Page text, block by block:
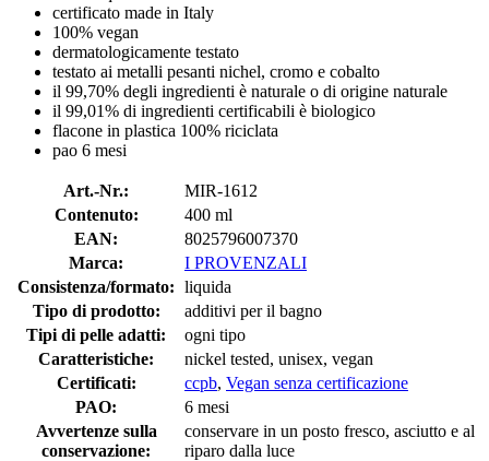
certificato made in Italy
100% vegan
dermatologicamente testato
testato ai metalli pesanti nichel, cromo e cobalto
il 99,70% degli ingredienti è naturale o di origine naturale
il 99,01% di ingredienti certificabili è biologico
flacone in plastica 100% riciclata
pao 6 mesi
Art.-Nr.:
MIR-1612
Contenuto:
400 ml
EAN:
8025796007370
Marca:
I PROVENZALI
Consistenza/formato: liquida
Tipo di prodotto:
additivi per il bagno
Tipi di pelle adatti:
ogni tipo
Caratteristiche:
nickel tested, unisex, vegan
Certificati:
ccpb, Vegan senza certificazione
PAO:
6 mesi
Avvertenze sulla
conservazione:
conservare in un posto fresco, asciutto e al
riparo dalla luce